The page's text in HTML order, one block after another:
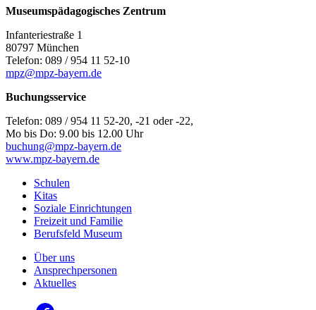
Museumspädagogisches Zentrum
Infanteriestraße 1
80797 München
Telefon: 089 / 954 11 52-10
mpz@mpz-bayern.de
Buchungsservice
Telefon: 089 / 954 11 52-20, -21 oder -22,
Mo bis Do: 9.00 bis 12.00 Uhr
buchung@mpz-bayern.de
www.mpz-bayern.de
Schulen
Kitas
Soziale Einrichtungen
Freizeit und Familie
Berufsfeld Museum
Über uns
Ansprechpersonen
Aktuelles